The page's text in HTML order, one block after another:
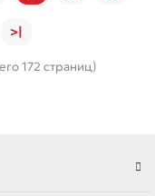
>|
172 страниц)